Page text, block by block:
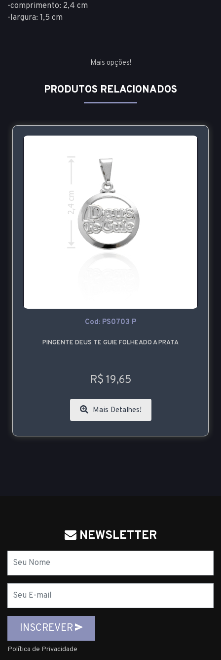
-comprimento: 2,4 cm
-largura: 1,5 cm
Mais opções!
PRODUTOS RELACIONADOS
Cod: PS0703 P
PINGENTE DEUS TE GUIE FOLHEADO A PRATA
R$ 19,65
Mais Detalhes!
NEWSLETTER
mail
INSCREVER
Política de Privacidade